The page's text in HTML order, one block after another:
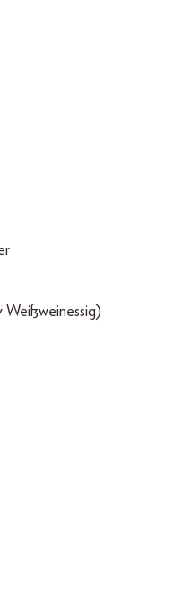
Weißweinessig)